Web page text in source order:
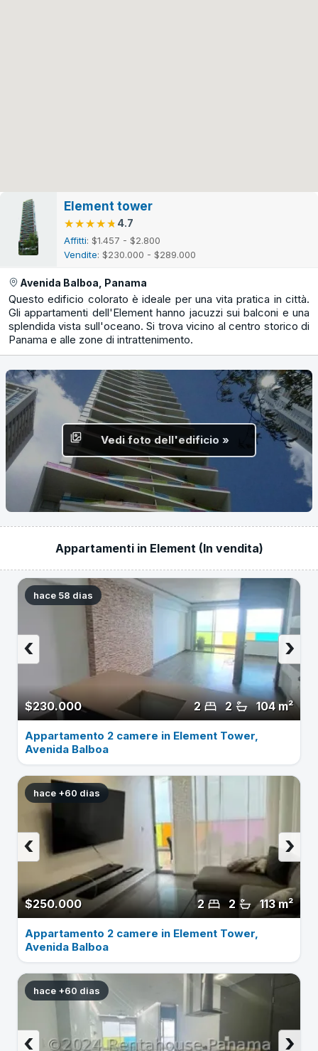
Element tower
★★★★★
★★★★★ 4.7
Affitti: $1.457 - $2.800
Vendite: $230.000 - $289.000
Avenida Balboa, Panama
Questo edificio colorato è ideale per una vita pratica in città.
Gli appartamenti dell'Element hanno jacuzzi sui balconi e una
splendida vista sull'oceano. Si trova vicino al centro storico di
Panama e alle zone di intrattenimento.
Vedi foto dell'edificio »
Appartamenti in Element (In vendita)
hace 58 dias
$230.000 104 m²
2
2
›
‹
Appartamento 2 camere in Element Tower,
Avenida Balboa
hace +60 dias
$250.000 113 m²
2
2
›
‹
Appartamento 2 camere in Element Tower,
Avenida Balboa
hace +60 dias
›
‹